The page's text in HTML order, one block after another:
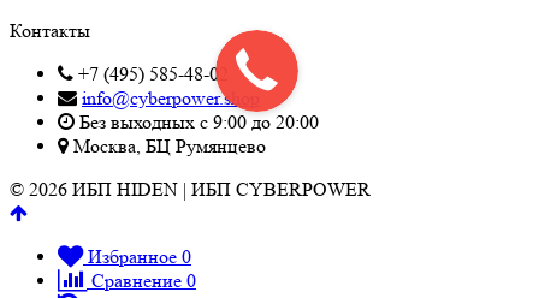
Контакты
+7 (495) 585-48-02
info@cyberpower.shop
Без выходных с 9:00 до 20:00
Москва, БЦ Румянцево
© 2026 ИБП HIDEN | ИБП CYBERPOWER
Избранное 0
Сравнение 0